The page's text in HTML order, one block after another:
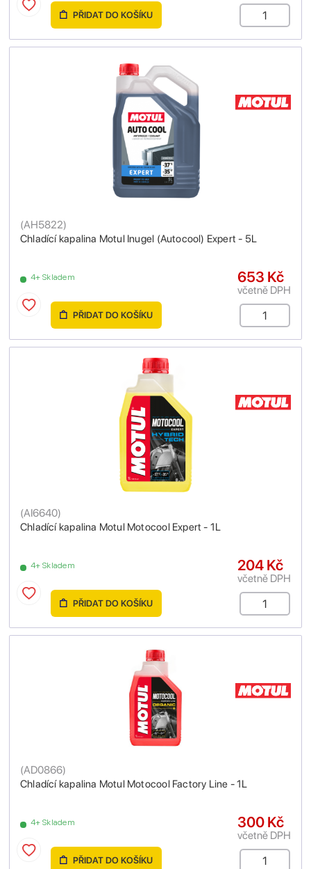
PŘIDAT DO KOŠÍKU
Chladící kapalina Motul Inugel (Autocool) Expert - 5L
(AH5822)
4+ Skladem 653 Kč
včetně DPH
PŘIDAT DO KOŠÍKU
Chladící kapalina Motul Motocool Expert - 1L
(AI6640)
4+ Skladem 204 Kč
včetně DPH
PŘIDAT DO KOŠÍKU
Chladící kapalina Motul Motocool Factory Line - 1L
(AD0866)
4+ Skladem 300 Kč
včetně DPH
PŘIDAT DO KOŠÍKU